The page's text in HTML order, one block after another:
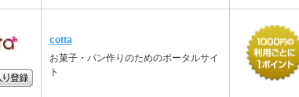
cotta
お菓子・パン作りのためのポータルサイ
ト